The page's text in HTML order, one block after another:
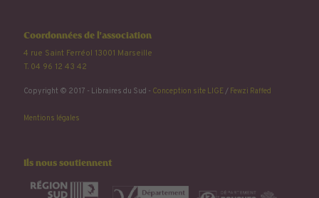
Coordonnées de l'association
4 rue Saint Ferréol 13001 Marseille
T. 04 96 12 43 42
Copyright © 2017 - Libraires du Sud - Conception site LIGE/ Fewzi Raffed
Mentions légales
Ils nous soutiennent